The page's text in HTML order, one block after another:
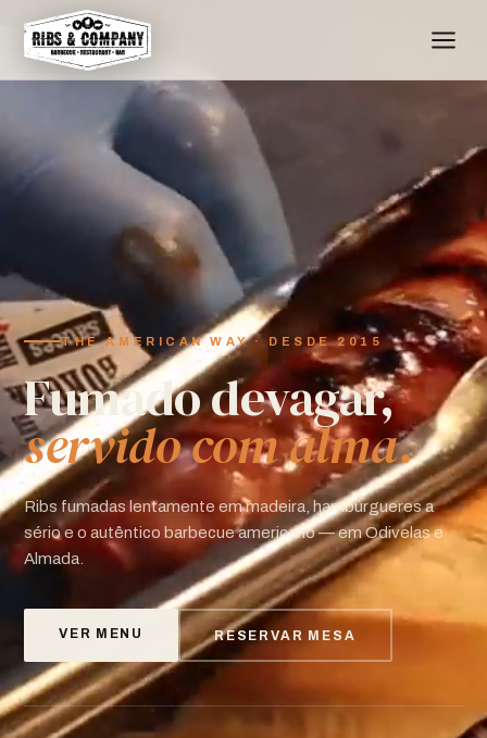
THE AMERICAN WAY · DESDE 2015
Fumado devagar,
servido com alma.
Ribs fumadas lentamente em madeira, hambúrgueres a
sério e o autêntico barbecue americano — em Odivelas e
Almada.
VER MENU RESERVAR MESA